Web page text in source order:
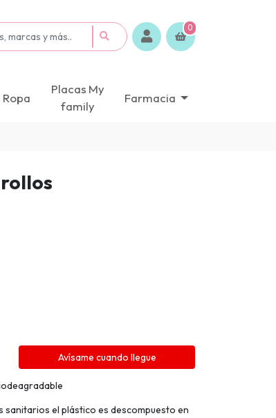
0
Ropa
Placas My
family
Farmacia
Avísame cuando llegue
el plástico es descompuesto en